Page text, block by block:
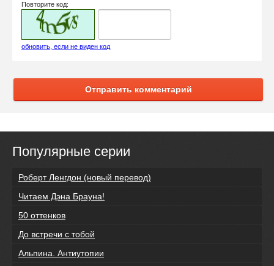
Повторите код:
обновить, если не виден код
Отправить комментарий
Популярные серии
Роберт Ленгдон (новый перевод)
Читаем Дэна Брауна!
50 оттенков
До встречи с тобой
Альпина. Антиутопии